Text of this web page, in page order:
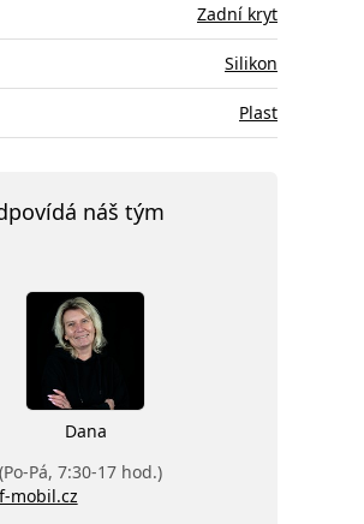
Zadní kryt
Silikon
Plast
náš tým
Dana
(Po-Pá, 7:30-17 hod.)
mobil.cz